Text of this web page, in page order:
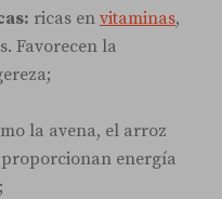
ricas en vitaminas,
Favorecen la
la avena, el arroz
energía